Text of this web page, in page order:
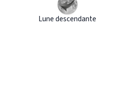
Lune descendante